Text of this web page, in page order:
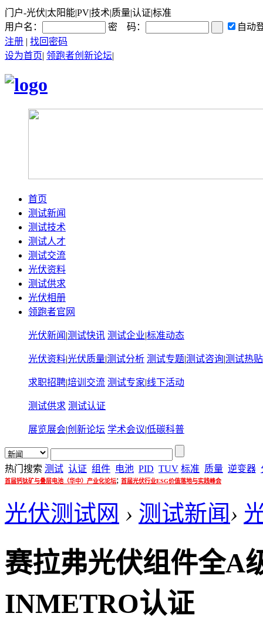
门户-光伏|太阳能|PV|技术|质量|认证|标准
用户名：
密 码：
自动
注册 | 找回密码
设为首页| 领跑者创新论坛|
首页
测试新闻
测试技术
测试人才
测试交流
光伏资料
测试供求
光伏相册
领跑者官网
光伏新闻 |测试快讯 测试企业|标准动态
光伏资料|光伏质量|测试分析 测试专题|测试咨询|测试热贴
求职招聘|培训交流 测试专家|线下活动
测试供求 测试认证
展览展会|创新论坛 学术会议|低碳科普
热门搜索 测试 认证 组件 电池 PID TUV 标准 质量 逆变器
首届钙钛矿与叠层电池（华中）产业化论坛; 首届光伏行业ESG价值落地与实践峰会
光伏测试网 › 测试新闻›
赛拉弗光伏组件全A
INMETRO认证